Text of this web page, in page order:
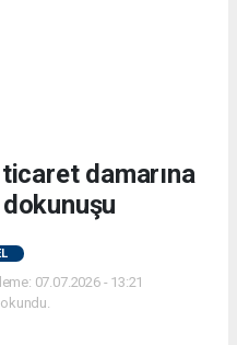
damarına
07.07.2026 - 13:21